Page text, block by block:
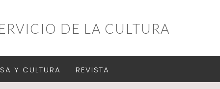
DE LA CULTURA
Y CULTURA REVISTA